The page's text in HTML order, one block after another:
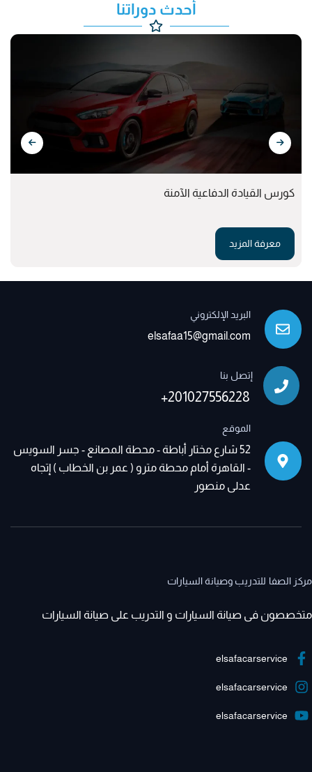
أحدث دوراتنا
كورس القيادة الدفاعية الآمنة
معرفة المزيد
البريد الإلكتروني
elsafaa15@gmail.com
إتصل بنا
+201027556228
الموقع
52 شارع مختار أباطة - محطة المصانع - جسر السويس
- القاهرة أمام محطة مترو ( عمر بن الخطاب ) إتجاه
عدلى منصور
مركز الصفا للتدريب وصيانة السيارات
متخصصون فى صيانة السيارات و التدريب على صيانة السيارات
elsafacarservice
elsafacarservice
elsafacarservice